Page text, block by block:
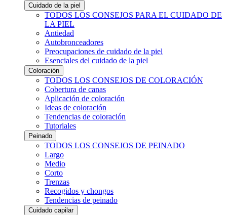
Cuidado de la piel
TODOS LOS CONSEJOS PARA EL CUIDADO DE
LA PIEL
Antiedad
Autobronceadores
Preocupaciones de cuidado de la piel
Esenciales del cuidado de la piel
Coloración
TODOS LOS CONSEJOS DE COLORACIÓN
Cobertura de canas
Aplicación de coloración
Ideas de coloración
Tendencias de coloración
Tutoriales
Peinado
TODOS LOS CONSEJOS DE PEINADO
Largo
Medio
Corto
Trenzas
Recogidos y chongos
Tendencias de peinado
Cuidado capilar